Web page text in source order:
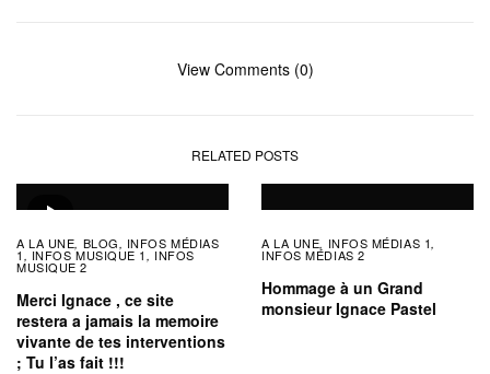
View Comments (0)
RELATED POSTS
A LA UNE, BLOG, INFOS MÉDIAS
1 , INFOS MUSIQUE 1 , INFOS
MUSIQUE 2
Merci Ignace , ce site
restera a jamais la memoire
vivante de tes interventions
; Tu l’as fait !!!
A LA UNE, INFOS MÉDIAS 1,
INFOS MÉDIAS 2
Hommage à un Grand
monsieur Ignace Pastel